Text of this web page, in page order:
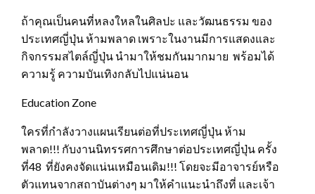
ถ้าคุณเป็นคนที่หลงใหลในศิลปะ และวัฒนธรรม ของ
ประเทศญี่ปุ่น ห้ามพลาด เพราะในงานมีการแสดงและ
กิจกรรมสไตล์ญี่ปุ่น นำมาให้ชมกันมากมาย พร้อมได้
ความรู้ ความบันเทิงกลับไปแน่นอน
Education Zone
ใครที่กำลังวางแผนเรียนต่อที่ประเทศญี่ปุ่น ห้าม
พลาด!!! กับงานนิทรรศการศึกษาต่อประเทศญี่ปุ่น ครั้ง
ที่48 ที่ยังคงจัดแน่นเหมือนเดิม!!! โดยจะมีอาจารย์หรือ
ตัวแทนจากสถาบันต่างๆ มาให้คำแนะนำถึงที่ และเจ้า